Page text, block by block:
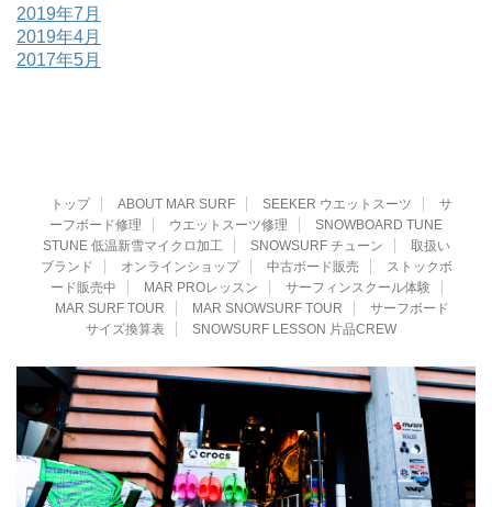
2019年7月
2019年4月
2017年5月
トップ ABOUT MAR SURF SEEKER ウエットスーツ
サ
ーフボード修理
ウエットスーツ修理
SNOWBOARD TUNE
STUNE 低温新雪マイクロ加工
SNOWSURF チューン
取扱い
ブランド
オンラインショップ 中古ボード販売
ストックボ
ード販売中
MAR PROレッスン
サーフィンスクール体験
MAR SURF TOUR
MAR SNOWSURF TOUR
サーフボード
サイズ換算表
SNOWSURF LESSON 片品CREW